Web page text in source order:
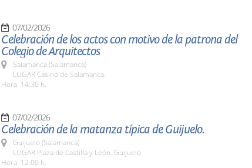
07/02/2026
Celebración de los actos con motivo de la patrona del
Colegio de Arquitectos
Salamanca (Salamanca)
LUGAR Casino de Salamanca.
Hora: 14:30 h.
07/02/2026
Celebración de la matanza típica de Guijuelo.
Guijuelo (Salamanca)
LUGAR Plaza de Castilla y León. Guijuelo
Hora: 12:00 h.